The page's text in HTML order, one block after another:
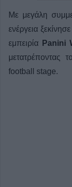
Με μεγάλη
ενέργεια
εμπειρία Panini
μετατρέποντας
football stage.